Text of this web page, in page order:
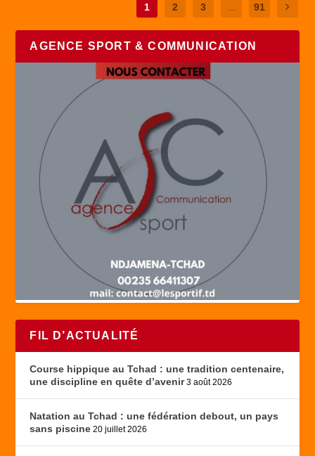
1 2 3 91
AGENCE SPORT & COMMUNICATION
FIL D’ACTUALITÉ
Course hippique au Tchad : une tradition centenaire,
une discipline en quête d’avenir 3 août 2026
Natation au Tchad : une fédération debout, un pays
sans piscine 20 juillet 2026